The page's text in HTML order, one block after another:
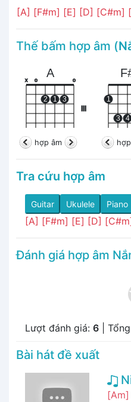
[A] [F#m] [E] [D] [C#m]
Thế bấm hợp âm (
A
x o
2 1 3
o
hợp âm
1
3 4
Tra cứu hợp âm
Guitar Ukulele Piano
[A] [F#m] [E] [D]
Đánh giá hợp âm
Lượt đánh giá: 6 |
Bài hát đề xuất
[Am]